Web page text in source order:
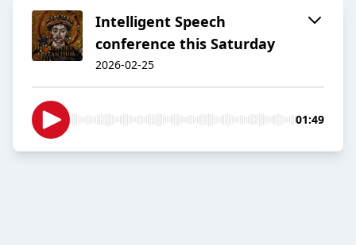
Intelligent Speech
conference this Saturday
2026-02-25
01:49